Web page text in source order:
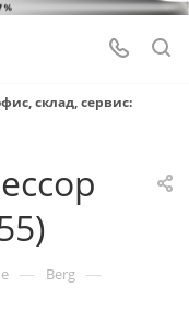
склад, сервис:
— Berg —